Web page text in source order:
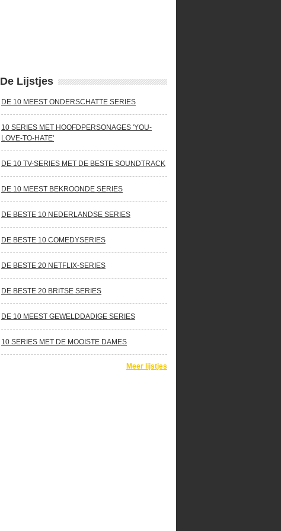
De Lijstjes
DE 10 MEEST ONDERSCHATTE SERIES
10 SERIES MET HOOFDPERSONAGES 'YOU-
LOVE-TO-HATE'
DE 10 TV-SERIES MET DE BESTE SOUNDTRACK
DE 10 MEEST BEKROONDE SERIES
DE BESTE 10 NEDERLANDSE SERIES
DE BESTE 10 COMEDYSERIES
DE BESTE 20 NETFLIX-SERIES
DE BESTE 20 BRITSE SERIES
DE 10 MEEST GEWELDDADIGE SERIES
10 SERIES MET DE MOOISTE DAMES
Meer lijstjes